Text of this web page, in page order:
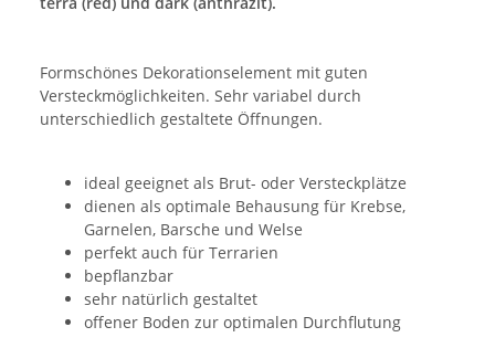
Formschönes Dekorationselement mit guten
Versteckmöglichkeiten. Sehr variabel durch
unterschiedlich gestaltete Öffnungen.
ideal geeignet als Brut- oder Versteckplätze
dienen als optimale Behausung für Krebse,
Garnelen, Barsche und Welse
perfekt auch für Terrarien
bepflanzbar
sehr natürlich gestaltet
offener Boden zur optimalen Durchflutung